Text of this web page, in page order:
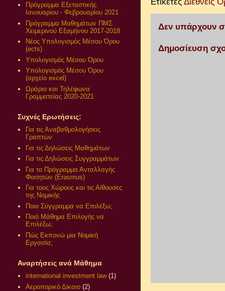
Δεν υπάρχουν
Δημοσίευση
Πρόγραμμα Εξεταστικής
Ιανουαρίου - Φεβρουαρίου 2021
Πρόγραμμα Μαθημάτων ΠΜΣ
Χειμερινού Εξαμήνου 2017-2018
Νέος Υπολογισμός Μέσου Όρου
(ects)
Υπολογισμός Μέσου Όρου
Υπολογισμός Μέσου Όρου
(αρχείο excel)
Ωράριο και Τηλέφωνα
Γραμματείας 2020-2021
Συχνές Ερωτήσεις:
Για τις Αναβαθμολογήσεις
Γραπτών
Για τις Δηλώσεις Μαθημάτων
Για τις Δηλώσεις Συγγραμμάτων
Για το Πρόγραμμα Ανταλλαγής
Φοιτητών (Erasmus)
Για τους Χώρους και τις Αίθουσες
της Νομικής
Ποιο Σύγγραμμα να Επιλέξω;
Ποιό Μάθημα Επιλογής να
Επιλέξω;
Πώς Εκπονώ μια Νομική
Εργασία;
Αναρτήσεις ανά Μάθημα
international investment law (1)
Αεροπορικό Δίκαιο (2)